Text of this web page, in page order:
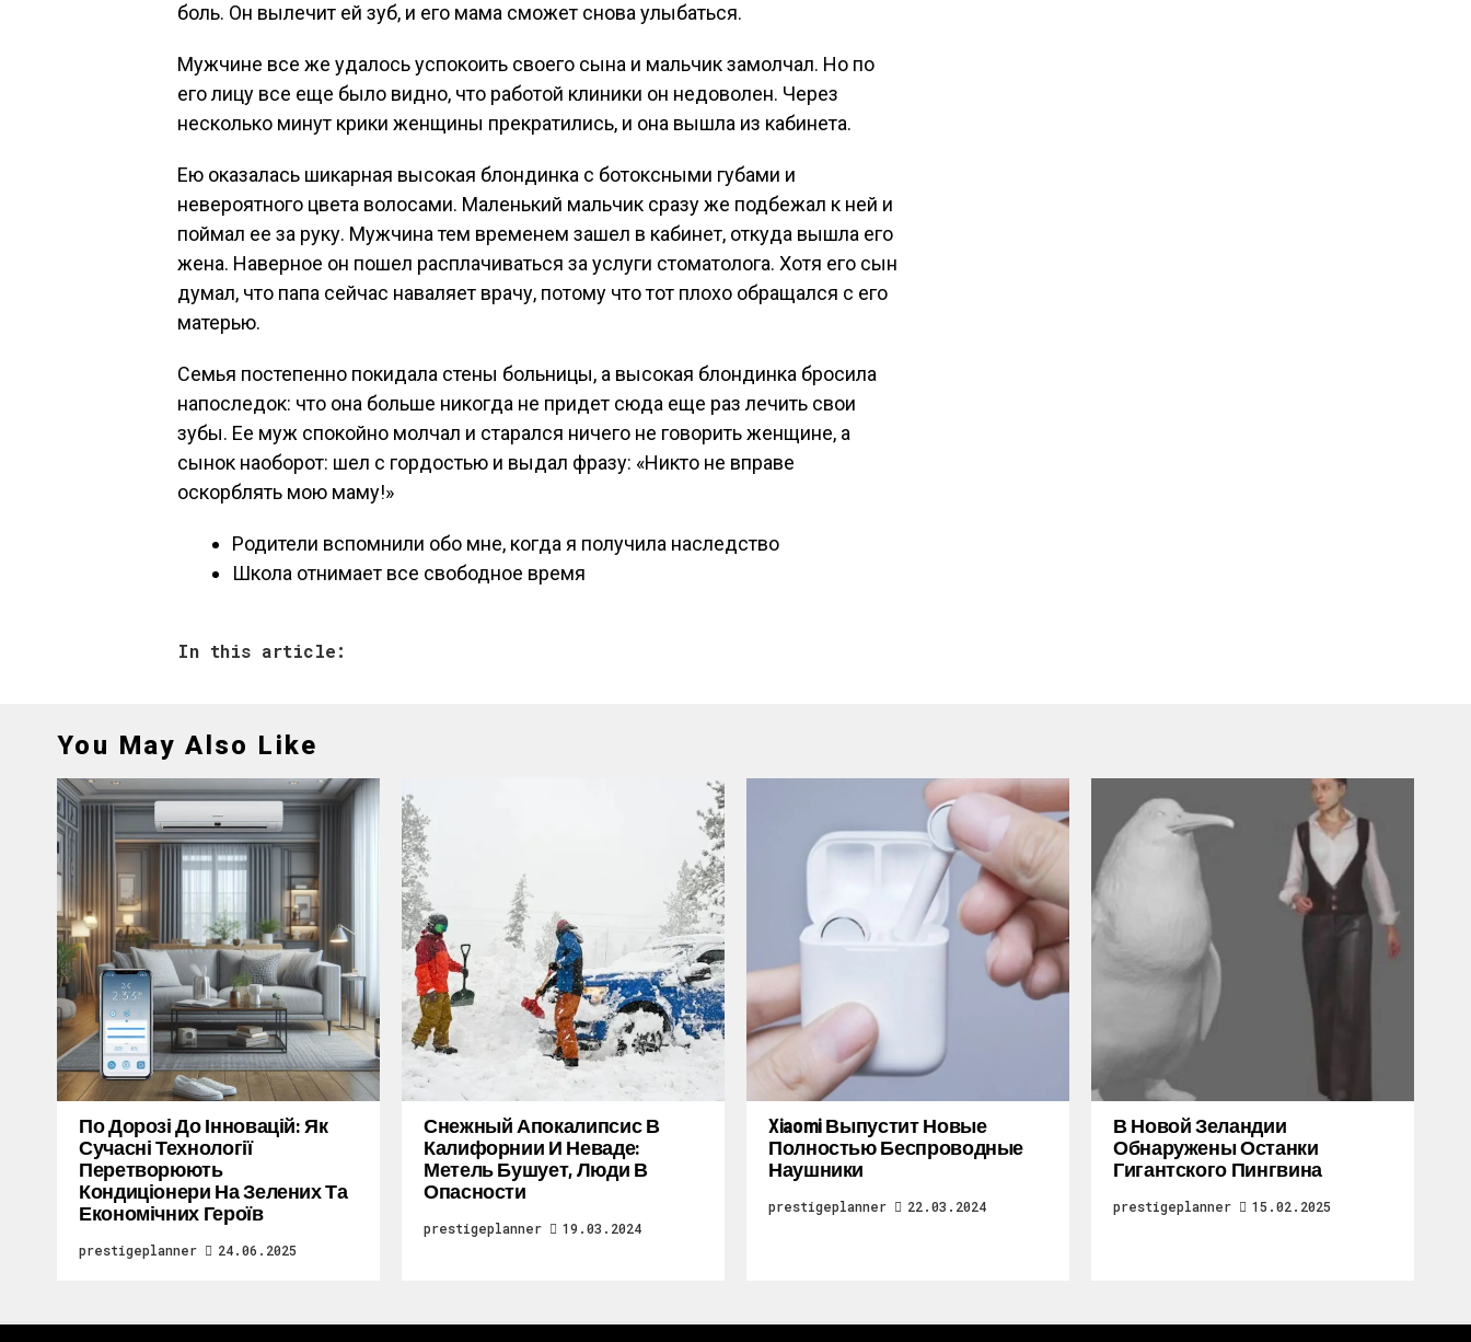
боль. Он вылечит ей зуб, и его мама сможет снова улыбаться.
Мужчине все же удалось успокоить своего сына и мальчик замолчал. Но по
его лицу все еще было видно, что работой клиники он недоволен. Через
несколько минут крики женщины прекратились, и она вышла из кабинета.
Ею оказалась шикарная высокая блондинка с ботоксными губами и
невероятного цвета волосами. Маленький мальчик сразу же подбежал к ней и
поймал ее за руку. Мужчина тем временем зашел в кабинет, откуда вышла его
жена. Наверное он пошел расплачиваться за услуги стоматолога. Хотя его сын
думал, что папа сейчас наваляет врачу, потому что тот плохо обращался с его
матерью.
Семья постепенно покидала стены больницы, а высокая блондинка бросила
напоследок: что она больше никогда не придет сюда еще раз лечить свои
зубы. Ее муж спокойно молчал и старался ничего не говорить женщине, а
сынок наоборот: шел с гордостью и выдал фразу: «Никто не вправе
оскорблять мою маму!»
Родители вспомнили обо мне, когда я получила наследство
Школа отнимает все свободное время
In this article:
You May Also Like
По Дорозі До Інновацій: Як
Сучасні Технології
Перетворюють
Кондиціонери На Зелених Та
Економічних Героїв
prestigeplanner 24.06.2025
Снежный Апокалипсис В
Калифорнии И Неваде:
Метель Бушует, Люди В
Опасности
prestigeplanner 19.03.2024
Xiaomi Выпустит Новые
Полностью Беспроводные
Наушники
prestigeplanner 22.03.2024
В Новой Зеландии
Обнаружены Останки
Гигантского Пингвина
prestigeplanner 15.02.2025